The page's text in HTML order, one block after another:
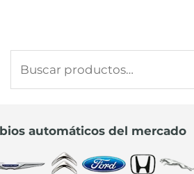
automáticos del mercado